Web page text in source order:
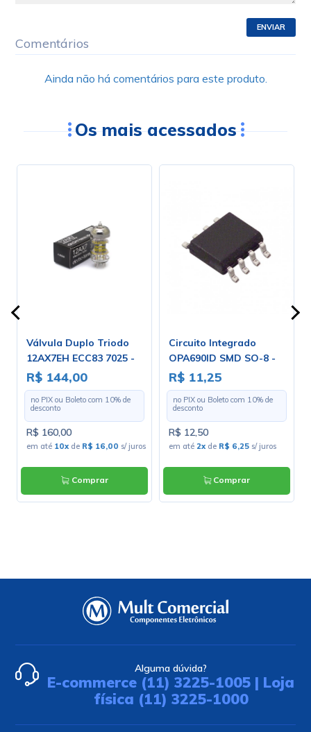
ENVIAR
Comentários
Ainda não há comentários para este produto.
Os mais acessados
Válvula Duplo Triodo
12AX7EH ECC83 7025 -
Electro-Harmonix
R$ 144,00
no PIX ou Boleto com 10% de
desconto
R$ 160,00
em até 10xde R$ 16,00 s/ juros
Comprar
Circuito Integrado
OPA690ID SMD SO-8 -
Cód. Loja 4311 - Burr
Brow
R$ 11,25
no PIX ou Boleto com 10% de
desconto
R$ 12,50
em até 2xde R$ 6,25s/ juros
Comprar
Alguma dúvida?
E-commerce (11) 3225-1005 | Loja
física (11) 3225-1000